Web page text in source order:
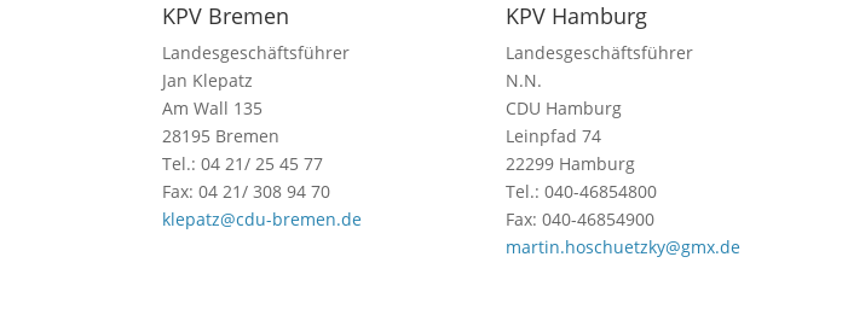
KPV Bremen
Landesgeschäftsführer
Jan Klepatz
Am Wall 135
28195 Bremen
Tel.: 04 21/ 25 45 77
Fax: 04 21/ 308 94 70
klepatz@cdu-bremen.de
KPV Hamburg
Landesgeschäftsführer
N.N.
CDU Hamburg
Leinpfad 74
22299 Hamburg
Tel.: 040-46854800
Fax: 040-46854900
martin.hoschuetzky@gmx.de